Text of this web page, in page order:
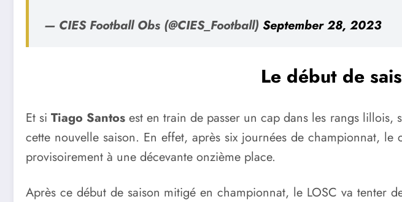
— CIES Football Obs (@CIES_Football) September 28, 2023
Le début de
Et siTiago Santos est en train de passer un cap dans les rangs lillois,
cette nouvelle saison. En effet, après six journées de championnat,
provisoirement à une décevante onzième place.
Après ce début de saison mitigé en championnat, le LOSC va tenter